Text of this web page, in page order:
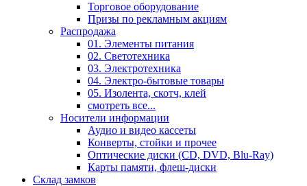
Торговое оборудование
Призы по рекламным акциям
Распродажа
01. Элементы питания
02. Светотехника
03. Электротехника
04. Электро-бытовые товары
05. Изолента, скотч, клей
смотреть все...
Носители информации
Аудио и видео кассеты
Конверты, стойки и прочее
Оптические диски (CD, DVD, Blu-Ray)
Карты памяти, флеш-диски
Склад замков